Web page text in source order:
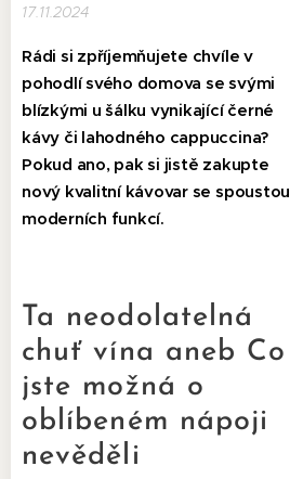
17.11.2024
Rádi si zpříjemňujete chvíle v
pohodlí svého domova se svými
blízkými u šálku vynikající černé
kávy či lahodného cappuccina?
Pokud ano, pak si jistě zakupte
nový kvalitní kávovar se spoustou
moderních funkcí.
Ta neodolatelná
chuť vína aneb Co
jste možná o
oblíbeném nápoji
nevěděli